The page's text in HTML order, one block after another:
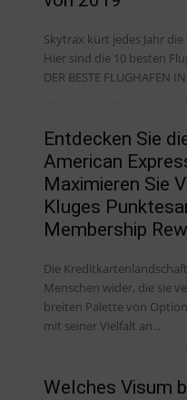
Skytrax kürt jedes Jahr
Hier sind die 10 besten
DER BESTE FLUGHAFEN
Entdecken Sie
American
Maximieren Sie
Kluges
Membership
Die
Menschen wider, die sie
breiten Palette von
mit seiner Vielfalt an...
Welches Visum